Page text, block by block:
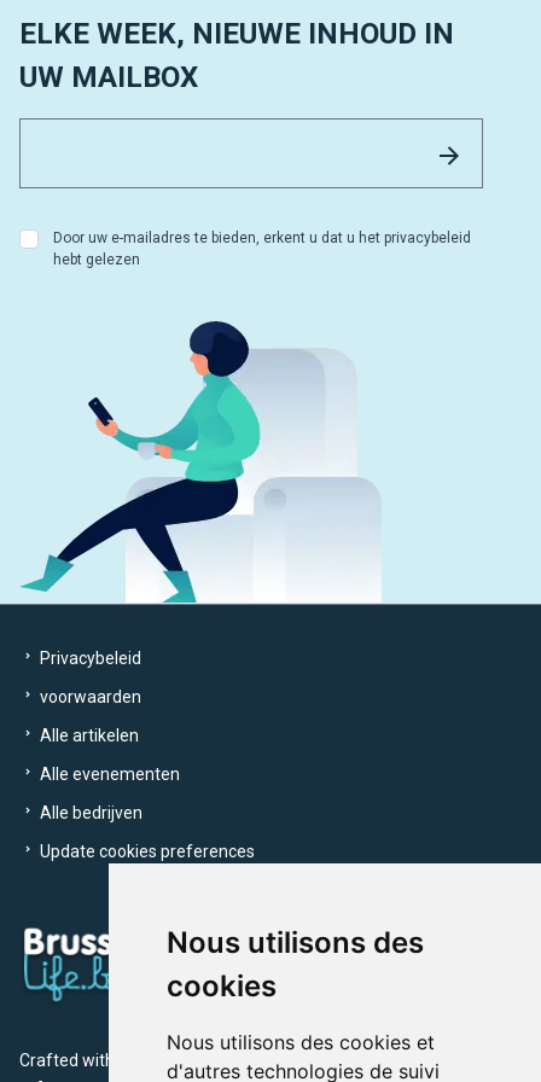
Nous utilisons des
cookies
Nous utilisons des cookies et
d'autres technologies de suivi
ELKE WEEK, NIEUWE INHOUD IN
UW MAILBOX
Door uw e-mailadres te bieden, erkent u dat u het privacybeleid
hebt gelezen
Privacybeleid
voorwaarden
Alle artikelen
Alle evenementen
Alle bedrijven
Update cookies preferences
Crafted with by Brusselslife Team